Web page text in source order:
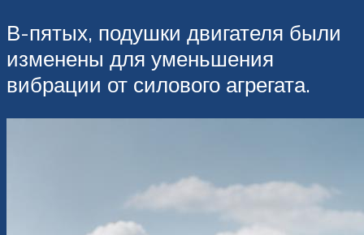
В-пятых, подушки двигателя были
изменены для уменьшения
вибрации от силового агрегата.